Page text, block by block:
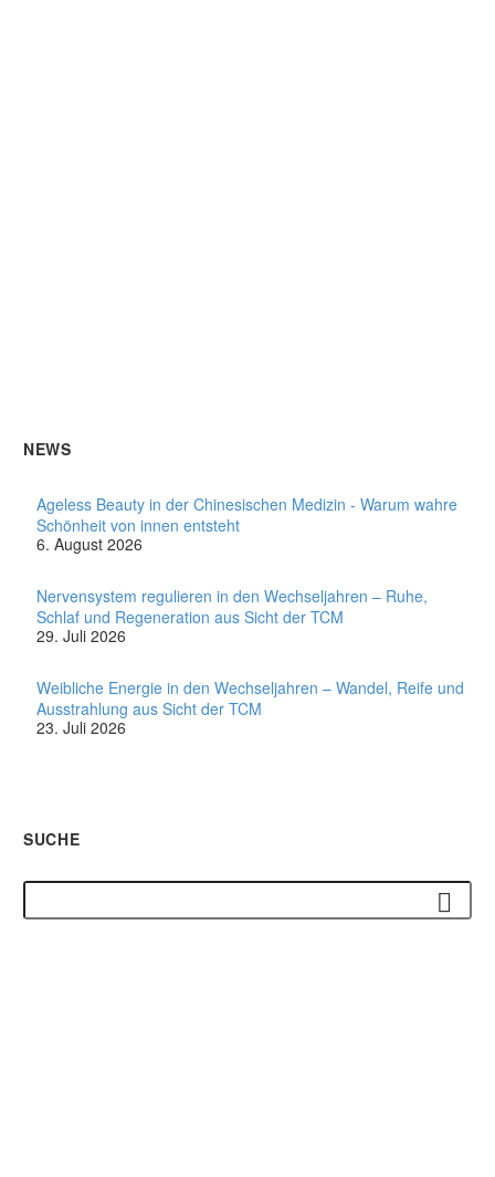
NEWS
Ageless Beauty in der Chinesischen Medizin - Warum wahre
Schönheit von innen entsteht
6. August 2026
Nervensystem regulieren in den Wechseljahren – Ruhe,
Schlaf und Regeneration aus Sicht der TCM
29. Juli 2026
Weibliche Energie in den Wechseljahren – Wandel, Reife und
Ausstrahlung aus Sicht der TCM
23. Juli 2026
SUCHE